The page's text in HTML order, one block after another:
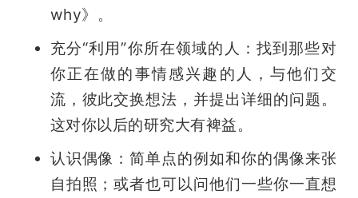
why》。
充分“利用”你所在领域的人：找到那些对
你正在做的事情感兴趣的人，与他们交
流，彼此交换想法，并提出详细的问题。
这对你以后的研究大有裨益。
认识偶像：简单点的例如和你的偶像来张
自拍照；或者也可以问他们一些你一直想